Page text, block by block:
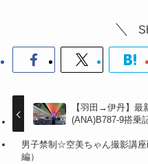
【羽田→伊丹】最
(ANA)B787-9搭乗
男子禁制☆空美ちゃん撮影講
編）